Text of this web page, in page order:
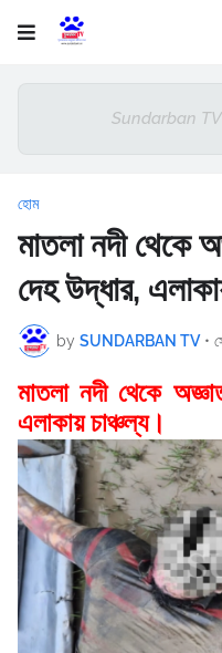
Sundarban TV -
হোম
মাতলা নদী থেকে
দেহ উদ্ধার,
by SUNDARBAN TV •
মাতলা নদী থেকে
এলাকায় চাঞ্চল্য।